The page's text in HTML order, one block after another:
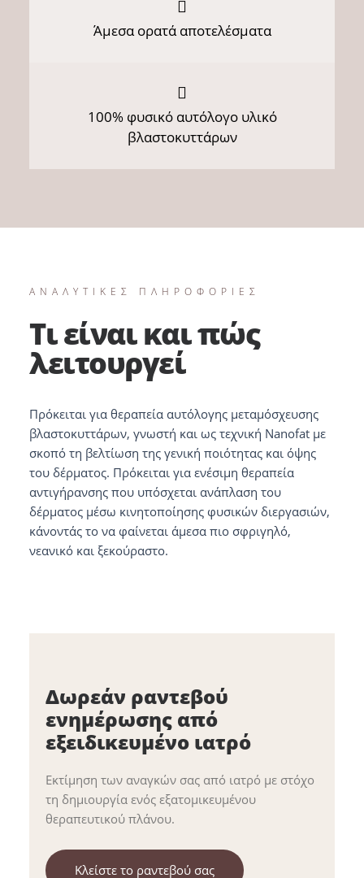
Άμεσα ορατά αποτελέσματα
100% φυσικό αυτόλογο υλικό
βλαστοκυττάρων
ΑΝΑΛΥΤΙΚΕΣ ΠΛΗΡΟΦΟΡΙΕΣ
Τι είναι και πώς
λειτουργεί
Πρόκειται για θεραπεία αυτόλογης μεταμόσχευσης
βλαστοκυττάρων, γνωστή και ως τεχνική Nanofat με
σκοπό τη βελτίωση της γενική ποιότητας και όψης
του δέρματος. Πρόκειται για ενέσιμη θεραπεία
αντιγήρανσης που υπόσχεται ανάπλαση του
δέρματος μέσω κινητοποίησης φυσικών διεργασιών,
κάνοντάς το να φαίνεται άμεσα πιο σφριγηλό,
νεανικό και ξεκούραστο.
Δωρεάν ραντεβού
ενημέρωσης από
εξειδικευμένο ιατρό
Εκτίμηση των αναγκών σας από ιατρό με στόχο
τη δημιουργία ενός εξατομικευμένου
θεραπευτικού πλάνου.
Κλείστε το ραντεβού σας